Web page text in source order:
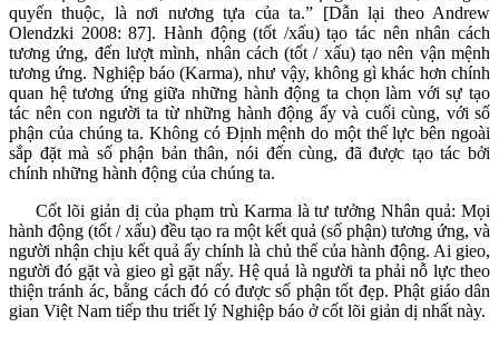
quyến thuộc, là nơi nương tựa của ta.” [Dẫn lại theo Andrew
Olendzki 2008: 87]. Hành động (tốt /xấu) tạo tác nên nhân cách
tương ứng, đến lượt mình, nhân cách (tốt / xấu) tạo nên vận mệnh
tương ứng. Nghiệp báo (Karma), như vậy, không gì khác hơn chính
quan hệ tương ứng giữa những hành động ta chọn làm với sự tạo
tác nên con người ta từ những hành động ấy và cuối cùng, với số
phận của chúng ta. Không có Định mệnh do một thế lực bên ngoài
sắp đặt mà số phận bản thân, nói đến cùng, đã được tạo tác bởi
chính những hành động của chúng ta.
Cốt lõi giản dị của phạm trù Karma là tư tưởng Nhân quả: Mọi
hành động (tốt / xấu) đều tạo ra một kết quả (số phận) tương ứng, và
người nhận chịu kết quả ấy chính là chủ thể của hành động. Ai gieo,
người đó gặt và gieo gì gặt nấy. Hệ quả là người ta phải nỗ lực theo
thiện tránh ác, bằng cách đó có được số phận tốt đẹp. Phật giáo dân
gian Việt Nam tiếp thu triết lý Nghiệp báo ở cốt lõi giản dị nhất này.